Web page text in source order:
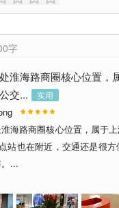
字
淮海路商圈核心位置，
交...
实用
海路商圈核心位置，属于
站也在附近，交通还是很
...